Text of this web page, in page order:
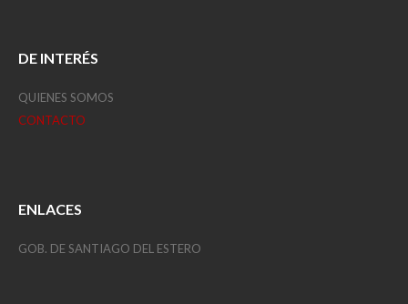
DE INTERÉS
QUIENES SOMOS
CONTACTO
ENLACES
GOB. DE SANTIAGO DEL ESTERO